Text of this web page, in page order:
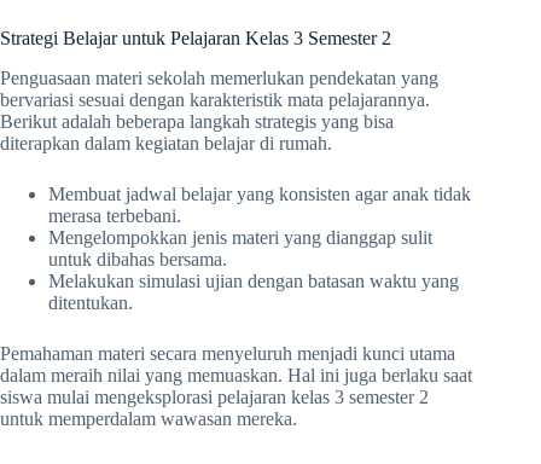
Strategi Belajar untuk Pelajaran Kelas 3 Semester 2
Penguasaan materi sekolah memerlukan pendekatan yang
bervariasi sesuai dengan karakteristik mata pelajarannya.
Berikut adalah beberapa langkah strategis yang bisa
diterapkan dalam kegiatan belajar di rumah.
Membuat jadwal belajar yang konsisten agar anak tidak
merasa terbebani.
Mengelompokkan jenis materi yang dianggap sulit
untuk dibahas bersama.
Melakukan simulasi ujian dengan batasan waktu yang
ditentukan.
Pemahaman materi secara menyeluruh menjadi kunci utama
dalam meraih nilai yang memuaskan. Hal ini juga berlaku saat
siswa mulai mengeksplorasi pelajaran kelas 3 semester 2
untuk memperdalam wawasan mereka.